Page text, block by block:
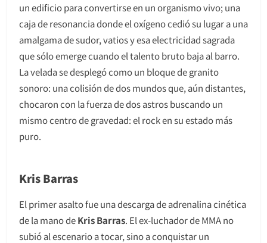
un edificio para convertirse en un organismo vivo; una
caja de resonancia donde el oxígeno cedió su lugar a una
amalgama de sudor, vatios y esa electricidad sagrada
que sólo emerge cuando el talento bruto baja al barro.
La velada se desplegó como un bloque de granito
sonoro: una colisión de dos mundos que, aún distantes,
chocaron con la fuerza de dos astros buscando un
mismo centro de gravedad: el rock en su estado más
puro.
Kris Barras
El primer asalto fue una descarga de adrenalina cinética
de la mano deKris Barras. El ex-luchador de MMA no
subió al escenario a tocar, sino a conquistar un